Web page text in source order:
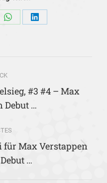
Share
Share
#3 #4 – Max
Debut …
für Max Verstappen
…